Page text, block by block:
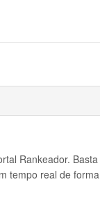
Rankeador. Basta
tempo real de forma